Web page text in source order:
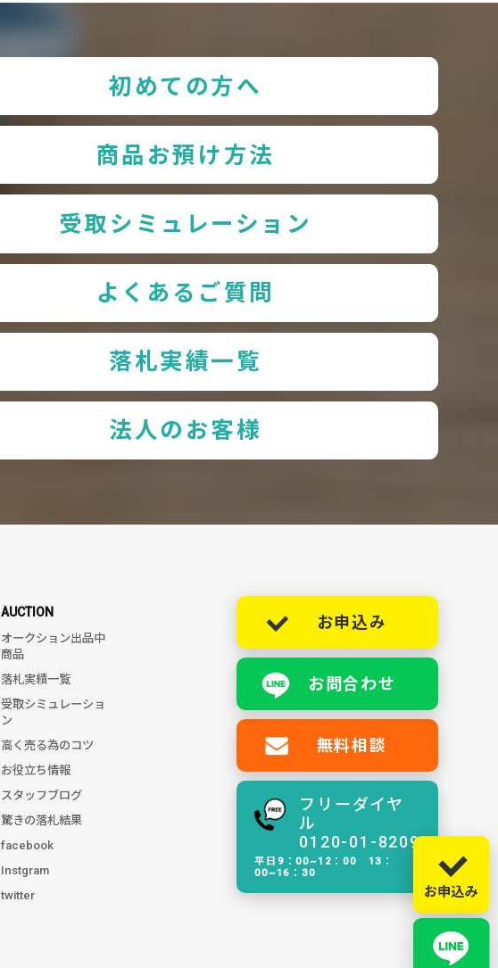
初めての方へ
商品お預け方法
受取シミュレーション
よくあるご質問
落札実績一覧
法人のお客様
AUCTION
オークション出品中
商品
落札実績一覧
受取シミュレーショ
ン
高く売る為のコツ
お役立ち情報
スタッフブログ
驚きの落札結果
facebook
Instgram
twitter
お申込み
お問合わせ
無料相談
フリーダイヤ
ル
0120-01-8209
平日9：00~12：00 13：
00~16：30